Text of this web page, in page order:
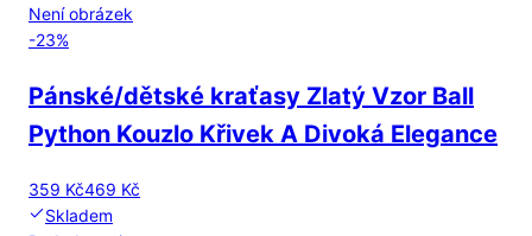
Není obrázek
-23%
Pánské/dětské kraťasy Zlatý Vzor Ball
Python Kouzlo Křivek A Divoká Elegance
359 Kč469 Kč
Skladem